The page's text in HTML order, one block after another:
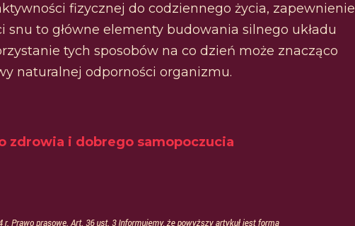
fizycznej do codziennego życia, zapewnienie
snu to główne elementy budowania silnego układu
tych sposobów na co dzień może znacząco
naturalnej odporności organizmu.
zdrowia i dobrego samopoczucia